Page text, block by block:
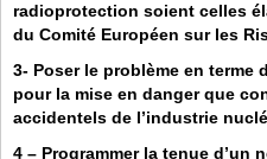
radioprotection soient celles
du Comité Européen sur les
3- Poser le problème en
pour la mise en danger que
accidentels de l’industrie
4 – Programmer la tenue